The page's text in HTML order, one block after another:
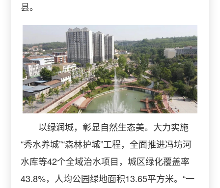
县。
以绿润城，彰显自然生态美。大力实施
“秀水养城”“森林护城”工程，全面推进冯坊河
水库等42个全域治水项目，城区绿化覆盖率
43.8%，人均公园绿地面积13.65平方米。“一